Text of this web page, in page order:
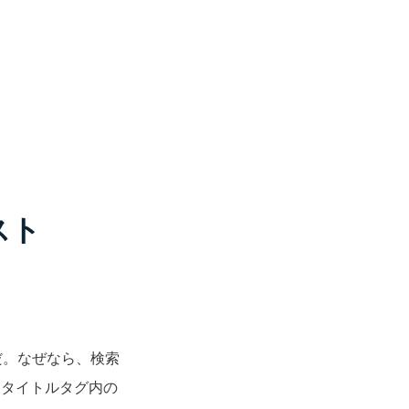
なぜなら、検索
イトルタグ内の